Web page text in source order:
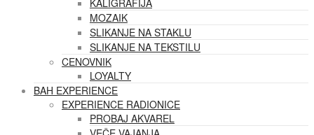
KALIGRAFIJA
MOZAIK
SLIKANJE NA STAKLU
SLIKANJE NA TEKSTILU
CENOVNIK
LOYALTY
BAH EXPERIENCE
EXPERIENCE RADIONICE
PROBAJ AKVAREL